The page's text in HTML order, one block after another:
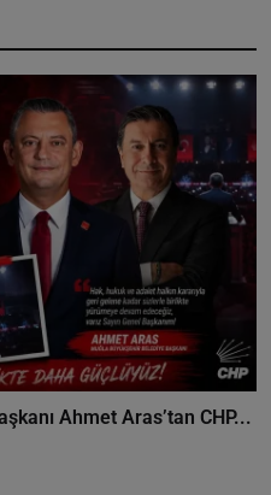
Ahmet Aras’tan CHP...